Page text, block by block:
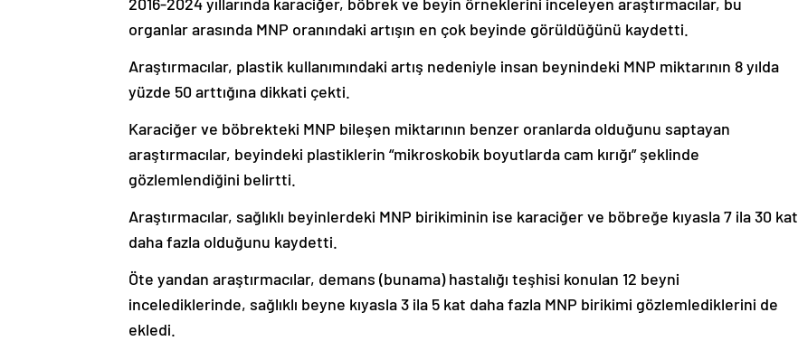
2016-2024 yıllarında karaciğer, böbrek ve beyin örneklerini inceleyen araştırmacılar, bu
organlar arasında MNP oranındaki artışın en çok beyinde görüldüğünü kaydetti.
Araştırmacılar, plastik kullanımındaki artış nedeniyle insan beynindeki MNP miktarının 8 yılda
yüzde 50 arttığına dikkati çekti.
Karaciğer ve böbrekteki MNP bileşen miktarının benzer oranlarda olduğunu saptayan
araştırmacılar, beyindeki plastiklerin “mikroskobik boyutlarda cam kırığı” şeklinde
gözlemlendiğini belirtti.
Araştırmacılar, sağlıklı beyinlerdeki MNP birikiminin ise karaciğer ve böbreğe kıyasla 7 ila 30 kat
daha fazla olduğunu kaydetti.
Öte yandan araştırmacılar, demans (bunama) hastalığı teşhisi konulan 12 beyni
incelediklerinde, sağlıklı beyne kıyasla 3 ila 5 kat daha fazla MNP birikimi gözlemlediklerini de
ekledi.